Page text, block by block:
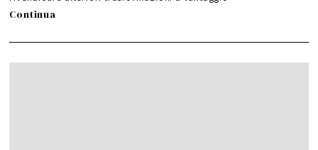
Continua